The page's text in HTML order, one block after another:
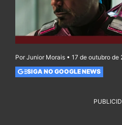
Por Junior Morais • 17 de outubro de
SIGA NO GOOGLE NEWS